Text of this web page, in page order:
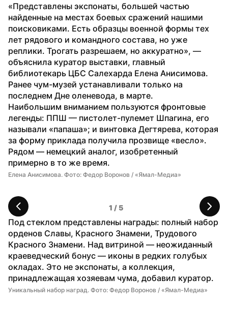
«Представлены экспонаты, большей частью
найденные на местах боевых сражений нашими
поисковиками. Есть образцы военной формы тех
лет рядового и командного состава, но уже
реплики. Трогать разрешаем, но аккуратно», —
объяснила куратор выставки, главный
библиотекарь ЦБС Салехарда Елена Анисимова.
Ранее чум-музей устанавливали только на
последнем Дне оленевода, в марте.
Наибольшим вниманием пользуются фронтовые
легенды: ППШ — пистолет-пулемет Шпагина, его
называли «папаша»; и винтовка Дегтярева, которая
за форму приклада получила прозвище «весло».
Рядом — немецкий аналог, изобретенный
примерно в то же время.
1 / 5
Елена Анисимова. Фото: Федор Воронов / «Ямал-Медиа»
Под стеклом представлены награды: полный набор
орденов Славы, Красного Знамени, Трудового
Красного Знамени. Над витриной — неожиданный
краеведческий бонус — иконы в редких голубых
окладах. Это не экспонаты, а коллекция,
принадлежащая хозяевам чума, добавил куратор.
Уникальный набор наград. Фото: Федор Воронов / «Ямал-Медиа»